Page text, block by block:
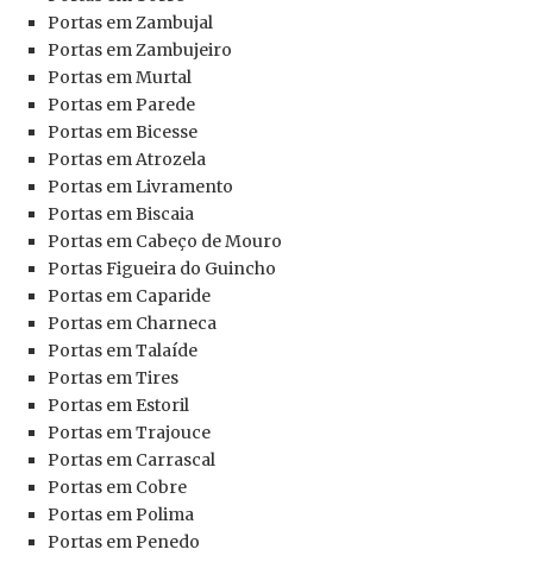
Portas em Zambujal
Portas em Zambujeiro
Portas em Murtal
Portas em Parede
Portas em Bicesse
Portas em Atrozela
Portas em Livramento
Portas em Biscaia
Portas em Cabeço de Mouro
PortasFigueira do Guincho
Portas em Caparide
Portas em Charneca
Portas em Talaíde
Portas em Tires
Portas em Estoril
Portas em Trajouce
Portas em Carrascal
Portas em Cobre
Portas em Polima
Portas em Penedo